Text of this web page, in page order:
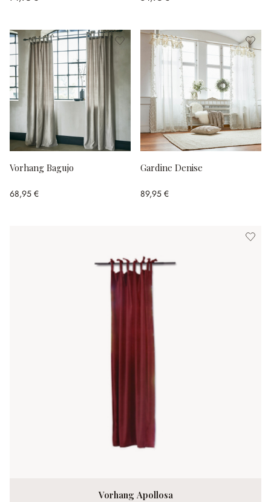
Vorhang Bagujo
68,95 €
Vorhang Apollosa
Gardine Denise
89,95 €